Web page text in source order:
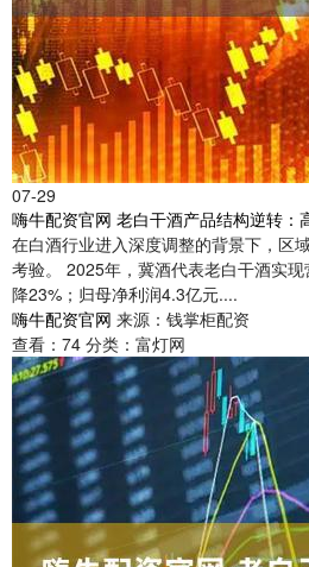
07-29
嗨牛配资官网 老白干酒产品结构逆转：
在白酒行业进入深度调整的背景下，区
考验。 2025年，冀酒代表老白干酒实
降23%；归母净利润4.3亿元....
嗨牛配资官网 来源：钱掌柜配资
查看： 74 分类： 富灯网